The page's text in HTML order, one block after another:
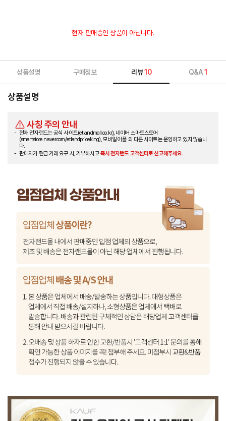
현재 판매중인 상품이 아닙니다.
상품설명 구매정보 리뷰10 Q&A1
상품설명
사칭 주의 안내
현재 전자랜드는 공식 사이트(etlandmall.co.kr), 네이버 스마트스토어
(smartstore.naver.com/etlandpriceking), 모바일 어플 외 다른 사이트는 운영하고 있지 않습니
다.
판매자가 현금 거래 요구 시, 거부하시고즉시 전자랜드 고객센터로 신고해주세요.